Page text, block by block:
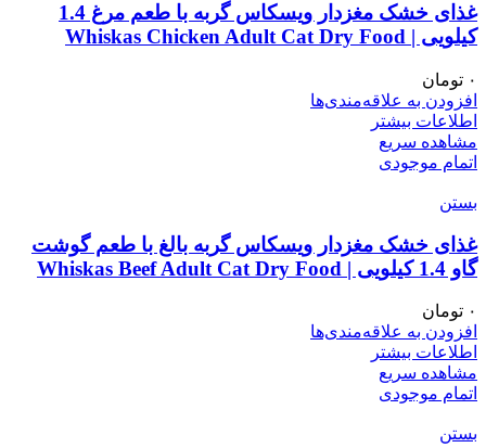
غذای خشک مغزدار ویسکاس گربه با طعم مرغ 1.4
کیلویی | Whiskas Chicken Adult Cat Dry Food
۰ تومان
افزودن به علاقه‌مندی‌ها
اطلاعات بیشتر
مشاهده سریع
اتمام موجودی
بستن
غذای خشک مغزدار ویسکاس گربه بالغ با طعم گوشت
گاو 1.4 کیلویی | Whiskas Beef Adult Cat Dry Food
۰ تومان
افزودن به علاقه‌مندی‌ها
اطلاعات بیشتر
مشاهده سریع
اتمام موجودی
بستن